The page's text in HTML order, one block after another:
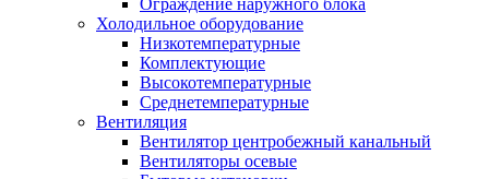
Ограждение наружного блока
Холодильное оборудование
Низкотемпературные
Комплектующие
Высокотемпературные
Среднетемпературные
Вентиляция
Вентилятор центробежный канальный
Вентиляторы осевые